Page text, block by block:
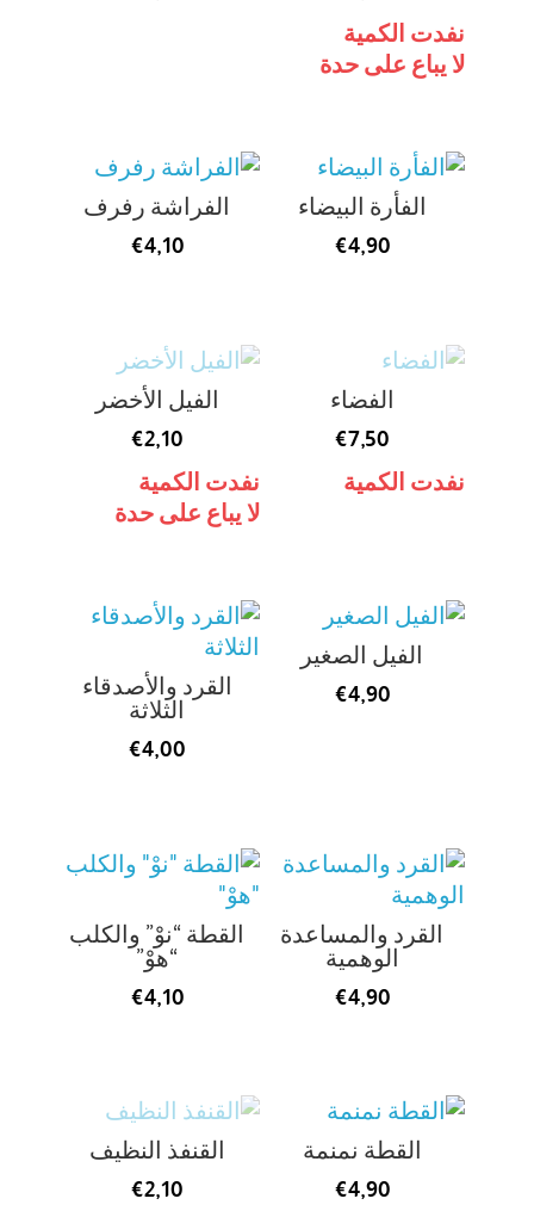
نفدت الكمية
لا يباع على حدة
الفأرة البيضاء
€4,90
الفراشة رفرف
€4,10
الفضاء
€7,50
نفدت الكمية
الفيل الأخضر
€2,10
نفدت الكمية
لا يباع على حدة
الفيل الصغير
€4,90
القرد والأصدقاء
الثلاثة
€4,00
القرد والمساعدة
الوهمية
€4,90
القطة “نوْ” والكلب
“هوْ”
€4,10
القطة نمنمة
€4,90
القنفذ النظيف
€2,10